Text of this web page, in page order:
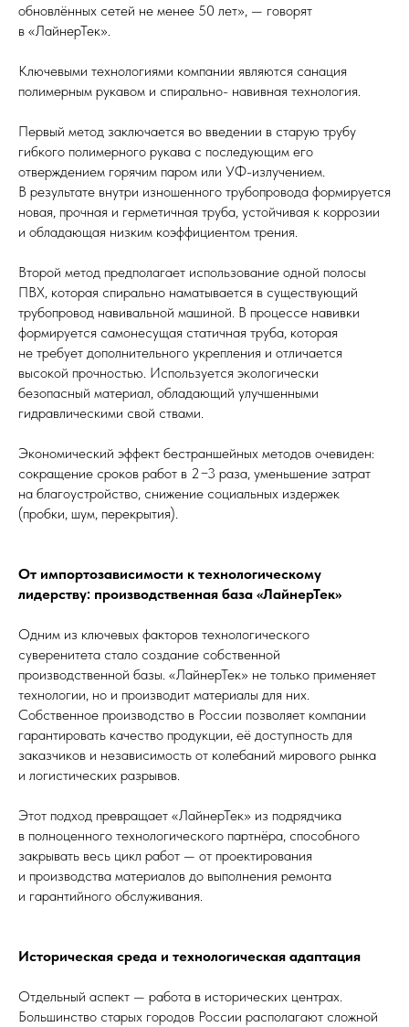
обновлённых сетей не менее 50 лет», — говорят
в «ЛайнерТек».
Ключевыми технологиями компании являются санация
полимерным рукавом и спирально- навивная технология.
Первый метод заключается во введении в старую трубу
гибкого полимерного рукава с последующим его
отверждением горячим паром или УФ-излучением.
В результате внутри изношенного трубопровода формируется
новая, прочная и герметичная труба, устойчивая к коррозии
и обладающая низким коэффициентом трения.
Второй метод предполагает использование одной полосы
ПВХ, которая спирально наматывается в существующий
трубопровод навивальной машиной. В процессе навивки
формируется самонесущая статичная труба, которая
не требует дополнительного укрепления и отличается
высокой прочностью. Используется экологически
безопасный материал, обладающий улучшенными
гидравлическими свой ствами.
Экономический эффект бестраншейных методов очевиден:
сокращение сроков работ в 2−3 раза, уменьшение затрат
на благоустройство, снижение социальных издержек
(пробки, шум, перекрытия).
От импортозависимости к технологическому
лидерству: производственная база «ЛайнерТек»
Одним из ключевых факторов технологического
суверенитета стало создание собственной
производственной базы. «ЛайнерТек» не только применяет
технологии, но и производит материалы для них.
Собственное производство в России позволяет компании
гарантировать качество продукции, её доступность для
заказчиков и независимость от колебаний мирового рынка
и логистических разрывов.
Этот подход превращает «ЛайнерТек» из подрядчика
в полноценного технологического партнёра, способного
закрывать весь цикл работ — от проектирования
и производства материалов до выполнения ремонта
и гарантийного обслуживания.
Историческая среда и технологическая адаптация
Отдельный аспект — работа в исторических центрах.
Большинство старых городов России располагают сложной